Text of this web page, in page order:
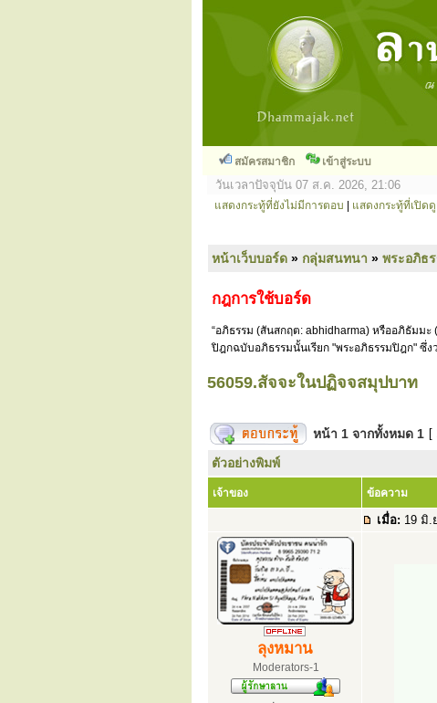
สมัครสมาชิก เข้าสู่ระบบ
วันเวลาปัจจุบัน 07 ส.ค. 2026, 21:06
แสดงกระทู้ที่ยังไม่มีการตอบ แสดงกระทู้ที่เปิด
หน้าเว็บบอร์ด » กลุ่มสนทนา » พระอภิธ
กฎการใช้บอร์ด
“อภิธรรม (สันสกฤต: abhidharma) หรืออภิธัมม
ปิฎกฉบับอภิธรรมนั้นเรียก "พระอภิธรรมปิฎก" ซึ่
56059.สัจจะในปฏิจจสมุปบาท
หน้า 1 จากทั้งหมด 1 [
ตัวอย่างพิมพ์
เจ้าของ ข้อความ
เมื่อ: 19 มิ.
ลุงหมาน
Moderators-1